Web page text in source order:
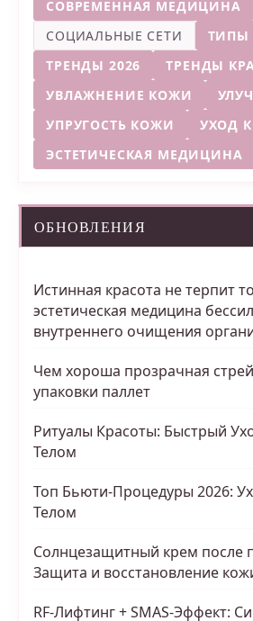
СОВРЕМЕННАЯ МЕДИЦИНА
СОЦИАЛЬНЫЕ СЕТИ
ТИПЫ
ТРЕНДЫ 2026
ТРЕНДЫ
УВЛАЖНЕНИЕ КОЖИ
УПРУГОСТЬ КОЖИ
УХОД
ЭСТЕТИЧЕСКАЯ МЕДИЦИНА
ОБНОВЛЕНИЯ
Истинная красота не терпит
эстетическая медицина
внутреннего очищения
Чем хороша прозрачная
упаковки паллет
Ритуалы Красоты: Быстрый
Телом
Топ Бьюти-Процедуры 2026:
Телом
Солнцезащитный крем после
Защита и восстановление
RF-Лифтинг + SMAS-Эффект: